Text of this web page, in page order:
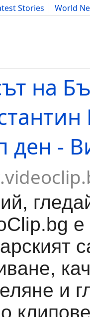
Stories
World
Science
на
ден -
е
и